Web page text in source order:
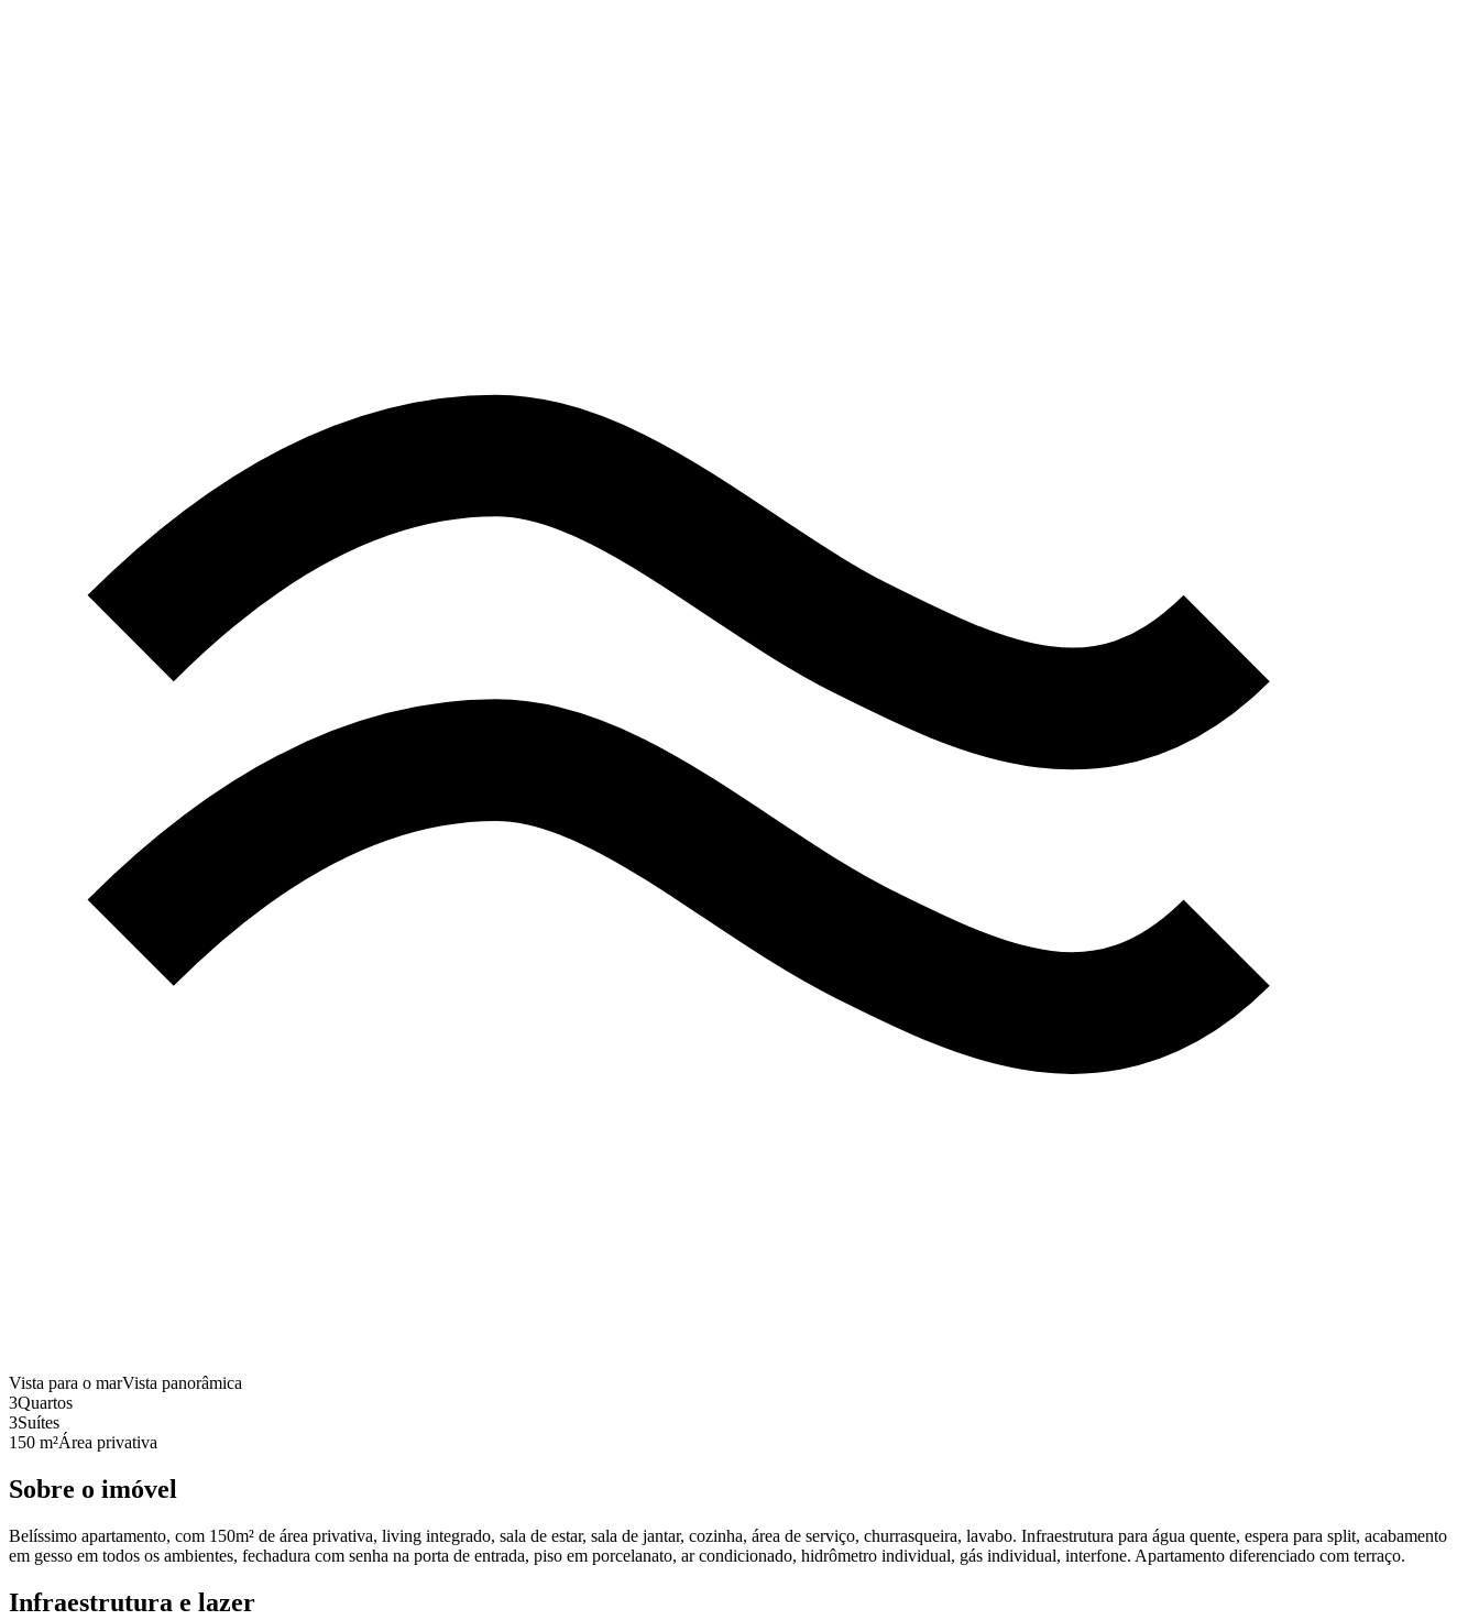
Vista para o marVista panorâmica
3Quartos
3Suítes
150 m²Área privativa
Sobre o imóvel
Belíssimo apartamento, com 150m² de área privativa, living integrado, sala de estar, sala de jantar, cozinha, área de serviço, churrasqueira, lavabo. Infraestrutura para água quente, espera para split, acabamento
em gesso em todos os ambientes, fechadura com senha na porta de entrada, piso em porcelanato, ar condicionado, hidrômetro individual, gás individual, interfone. Apartamento diferenciado com terraço.
Infraestrutura e lazer